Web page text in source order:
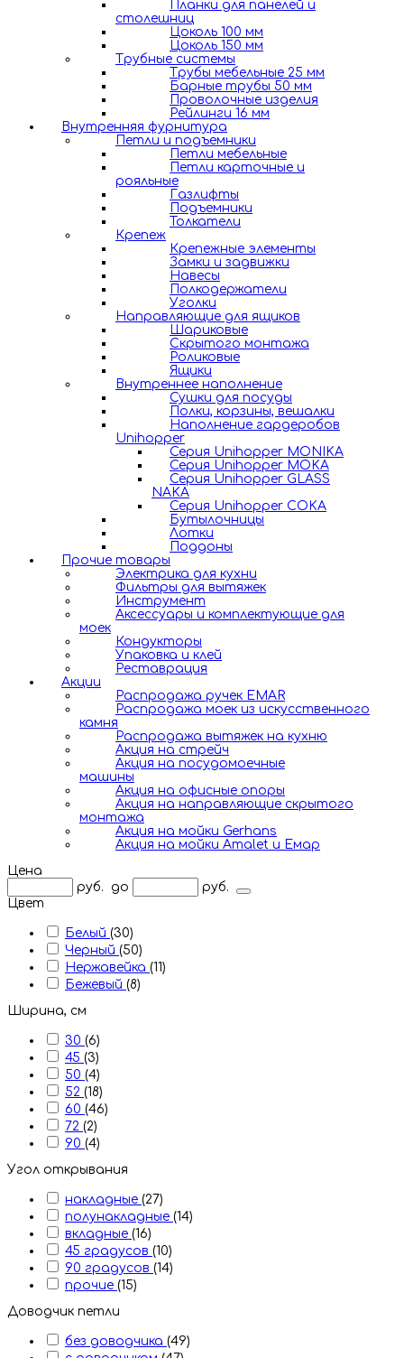
Планки для панелей и
столешниц
Цоколь 100 мм
Цоколь 150 мм
Трубные системы
Трубы мебельные 25 мм
Барные трубы 50 мм
Проволочные изделия
Рейлинги 16 мм
Внутренняя фурнитура
Петли и подъемники
Петли мебельные
Петли карточные и
рояльные
Газлифты
Подъемники
Толкатели
Крепеж
Крепежные элементы
Замки и задвижки
Навесы
Полкодержатели
Уголки
Направляющие для ящиков
Шариковые
Скрытого монтажа
Роликовые
Ящики
Внутреннее наполнение
Сушки для посуды
Полки, корзины, вешалки
Наполнение гардеробов
Unihopper
Серия Unihopper MONIKA
Серия Unihopper MOKA
Серия Unihopper GLASS
NAKA
Серия Unihopper COKA
Бутылочницы
Лотки
Поддоны
Прочие товары
Электрика для кухни
Фильтры для вытяжек
Инструмент
Аксессуары и комплектующие для
моек
Кондукторы
Упаковка и клей
Реставрация
Акции
Распродажа ручек EMAR
Распродажа моек из искусственного
камня
Распродажа вытяжек на кухню
Акция на стрейч
Акция на посудомоечные
машины
Акция на офисные опоры
Акция на направляющие скрытого
монтажа
Акция на мойки Gerhans
Акция на мойки Amalet и Емар
Цена
руб.
до
руб.
Цвет
Белый (30)
Черный (50)
Нержавейка (11)
Бежевый (8)
Ширина, см
30 (6)
45 (3)
50 (4)
52 (18)
60 (46)
72 (2)
90 (4)
Угол открывания
накладные (27)
полунакладные (14)
вкладные (16)
45 градусов (10)
90 градусов (14)
прочие (15)
Доводчик петли
без доводчика (49)